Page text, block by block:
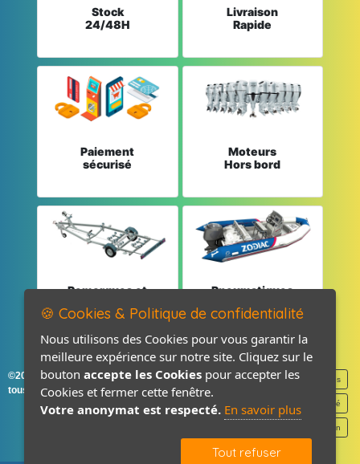
Stock
24/48H
Livraison
Rapide
Paiement
sécurisé
Moteurs
Hors bord
Remorques et
Pneumatiques
©2026-2027 France Accastillage
tous droits réservés
Mentions légales
Politique de confidentialité
Contact / Plan
🍪 Cookies & Politique de confidentialité
Nous utilisons des Cookies pour vous garantir la
meilleure expérience sur notre site. Cliquez sur le
bouton accepte les Cookies pour accepter les
Cookies et fermer cette fenêtre.
Votre anonymat est respecté. En savoir plus
Tout refuser